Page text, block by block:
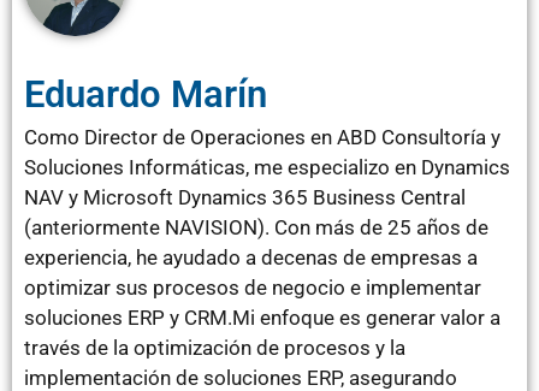
Eduardo Marín
Como Director de Operaciones en ABD Consultoría y
Soluciones Informáticas, me especializo en Dynamics
NAV y Microsoft Dynamics 365 Business Central
(anteriormente NAVISION). Con más de 25 años de
experiencia, he ayudado a decenas de empresas a
optimizar sus procesos de negocio e implementar
soluciones ERP y CRM.Mi enfoque es generar valor a
través de la optimización de procesos y la
implementación de soluciones ERP, asegurando